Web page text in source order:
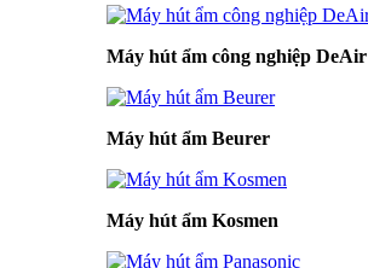
Máy hút ẩm công nghiệp DeAir
Máy hút ẩm Beurer
Máy hút ẩm Kosmen